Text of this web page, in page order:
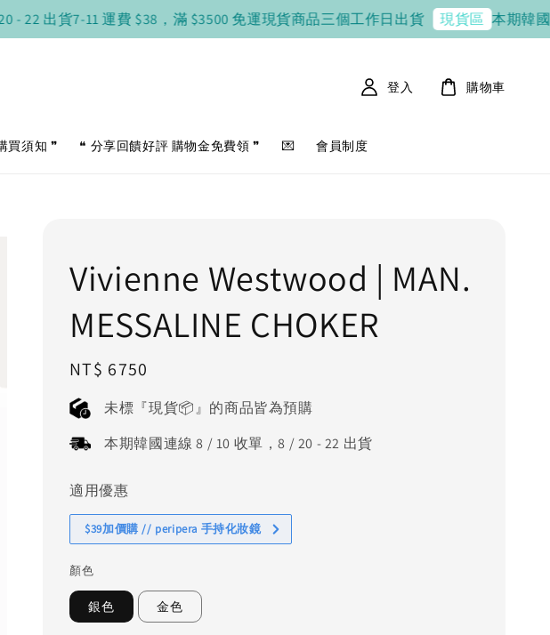
出貨7-11 運費 $38，滿 $3500 免運現貨商品三個工作日出貨 現貨區 本期韓國連線
買須知 ❞ ❝ 分享回饋好評 購物金免費領 ❞ 💌 會員制度
登入 購物車
Vivienne Westwood | MAN.
MESSALINE CHOKER
Regular
price
NT$ 6750
未標『現貨📦』的商品皆為預購
本期韓國連線 8 / 10 收單，8 / 20 - 22 出貨
適用優惠
$39加價購 // peripera 手持化妝鏡
顏色
銀色 金色